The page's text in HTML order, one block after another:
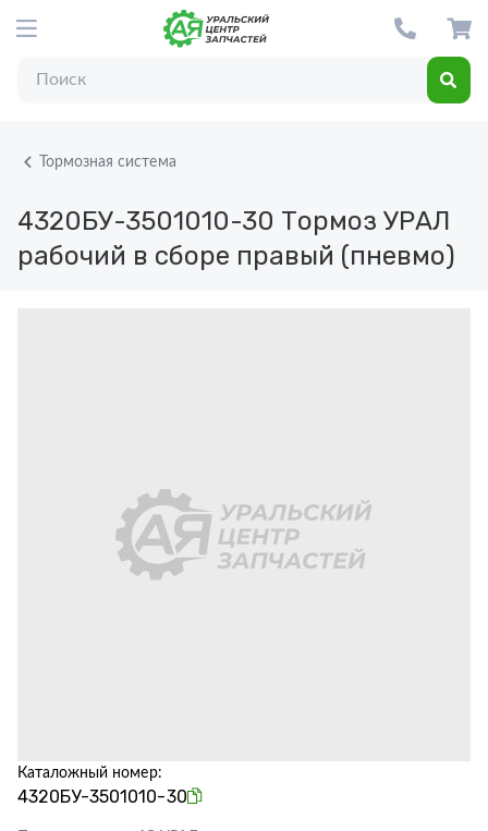
Тормозная система
4320БУ-3501010-30 Тормоз УРАЛ
рабочий в сборе правый (пневмо)
Каталожный номер:
4320БУ-3501010-30